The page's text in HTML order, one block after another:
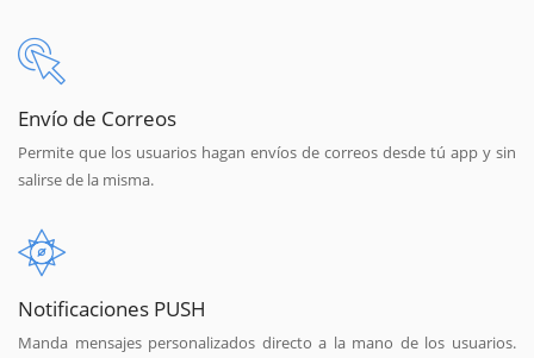
Envío de Correos
Permite que los usuarios hagan envíos de correos desde tú app y sin
salirse de la misma.
Notificaciones PUSH
Manda mensajes personalizados directo a la mano de los usuarios.